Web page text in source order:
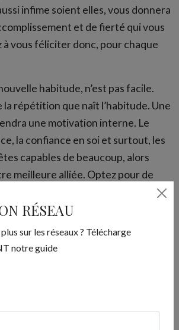
RÉSEAU
plus sur les réseaux ? Télécharge
notre guide
infime soient elles, vous donnera
et de fierté qui vous
à vous féliciter donc, pour chaque
habitude, n’est pas facile.
la répétition que naît l’habitude. Une
une motivation interne. Le
la confiance en soi et surtout, les
capables de beaucoup, alors
meilleure alliée. Optez pour de
article !